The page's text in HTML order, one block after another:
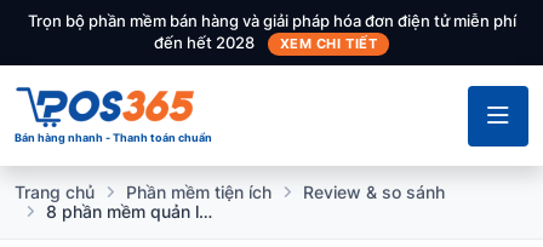
Trọn bộ phần mềm bán hàng và giải pháp hóa đơn điện tử miễn phí
đến hết 2028
XEM CHI TIẾT
Bán hàng nhanh - Thanh toán chuẩn
Trang chủ Phần mềm tiện ích
Review & so sánh
8 phần mềm quản lý studio áo cưới được ưa chuộng nhất hiện nay